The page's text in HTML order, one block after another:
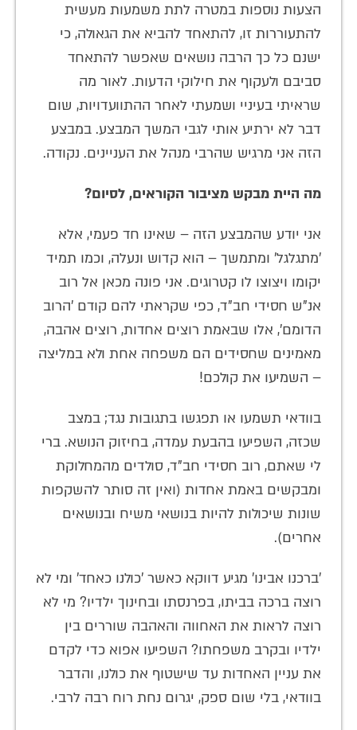
הצעות נוספות במטרה לתת משמעות מעשית
להתעוררות זו, להתאחד להביא את הגאולה, כי
ישנם כל כך הרבה נושאים שאפשר להתאחד
סביבם ולעקוף את חילוקי הדעות. לאור מה
שראיתי בעיניי ושמעתי לאחר ההתוועדויות, שום
דבר לא ירתיע אותי לגבי המשך המבצע. במבצע
הזה אני מרגיש שהרבי מנהל את העניינים. נקודה.
מה היית מבקש מציבור הקוראים, לסיום?
אני יודע שהמבצע הזה – שאינו חד פעמי, אלא
'מתגלגל' ומתמשך – הוא קדוש ונעלה, וכמו תמיד
יקומו ויצוצו לו קטרוגים. אני פונה מכאן אל רוב
אנ"ש חסידי חב"ד, כפי שקראתי להם קודם 'הרוב
הדומם', אלו שבאמת רוצים אחדות, רוצים אהבה,
מאמינים שחסידים הם משפחה אחת ולא במליצה
– השמיעו את קולכם!
בוודאי תשמעו או תפגשו בתגובות נגד; במצב
שכזה, השפיעו בהבעת עמדה, בחיזוק הנושא. ברי
לי שאתם, רוב חסידי חב"ד, סולדים מהמחלוקת
ומבקשים באמת אחדות (ואין זה סותר להשקפות
שונות שיכולות להיות בנושאי משיח ובנושאים
אחרים).
'ברכנו אבינו' מגיע דווקא כאשר 'כולנו כאחד' ומי לא
רוצה ברכה בביתו, בפרנסתו ובחינוך ילדיו? מי לא
רוצה לראות את האחווה והאהבה שוררים בין
ילדיו ובקרב משפחתו? השפיעו אפוא כדי לקדם
את עניין האחדות עד שישטוף את כולנו, והדבר
בוודאי, בלי שום ספק, יגרום נחת רוח רבה לרבי.